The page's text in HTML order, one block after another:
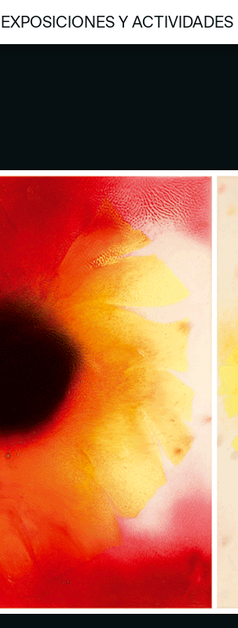
EXPOSICIONES Y ACTIVIDADES
EXPOSICIONES Y ACTIVIDADES